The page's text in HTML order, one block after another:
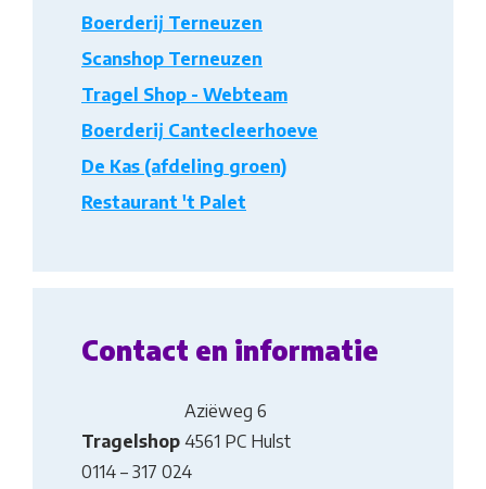
Boerderij Terneuzen
Scanshop Terneuzen
Tragel Shop - Webteam
Boerderij Cantecleerhoeve
De Kas (afdeling groen)
Restaurant 't Palet
Contact en informatie
Tragelshop
Aziëweg 6
4561 PC Hulst
0114 – 317 024